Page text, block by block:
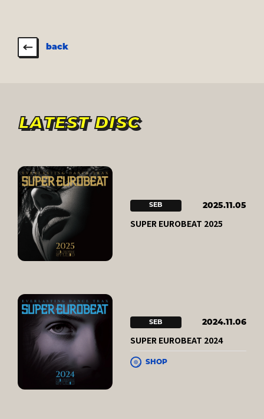
back
LATEST DISC
SEB 2025.11.05
SUPER EUROBEAT 2025
SEB 2024.11.06
SUPER EUROBEAT 2024
SHOP